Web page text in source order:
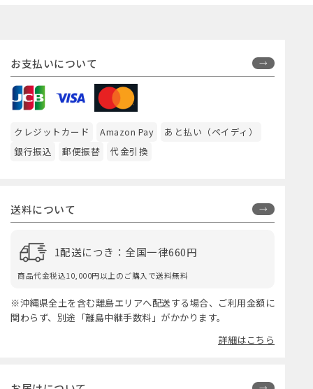
お支払いについて
Amazon Pay
銀行振込
郵便振替
送料について
1配送につき：全国一律660円
※沖縄県全土を含む離島エリアへ配送する場合、ご利用金額に
詳細はこちら